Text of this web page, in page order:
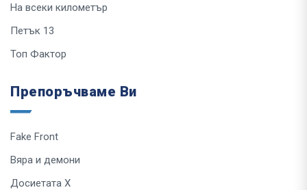
На всеки километър
Петък 13
Топ Фактор
Препоръчваме Ви
Fake Front
Вяра и демони
Досиетата Х